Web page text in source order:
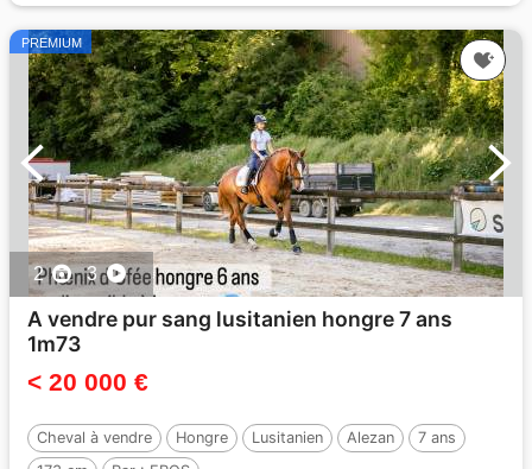
PREMIUM
2 3
A vendre pur sang lusitanien hongre 7 ans
1m73
< 20 000 €
Cheval à vendre Hongre Lusitanien Alezan
7 ans